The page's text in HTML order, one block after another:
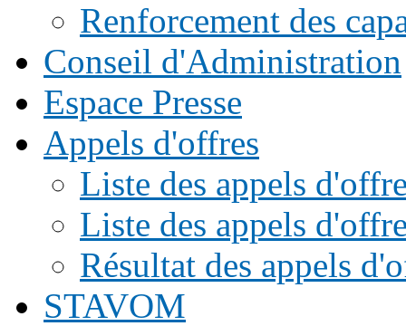
Renforcement des
Conseil d'Administration
Espace Presse
Appels d'offres
Liste des appels
Liste des appels
Résultat des appels
STAVOM